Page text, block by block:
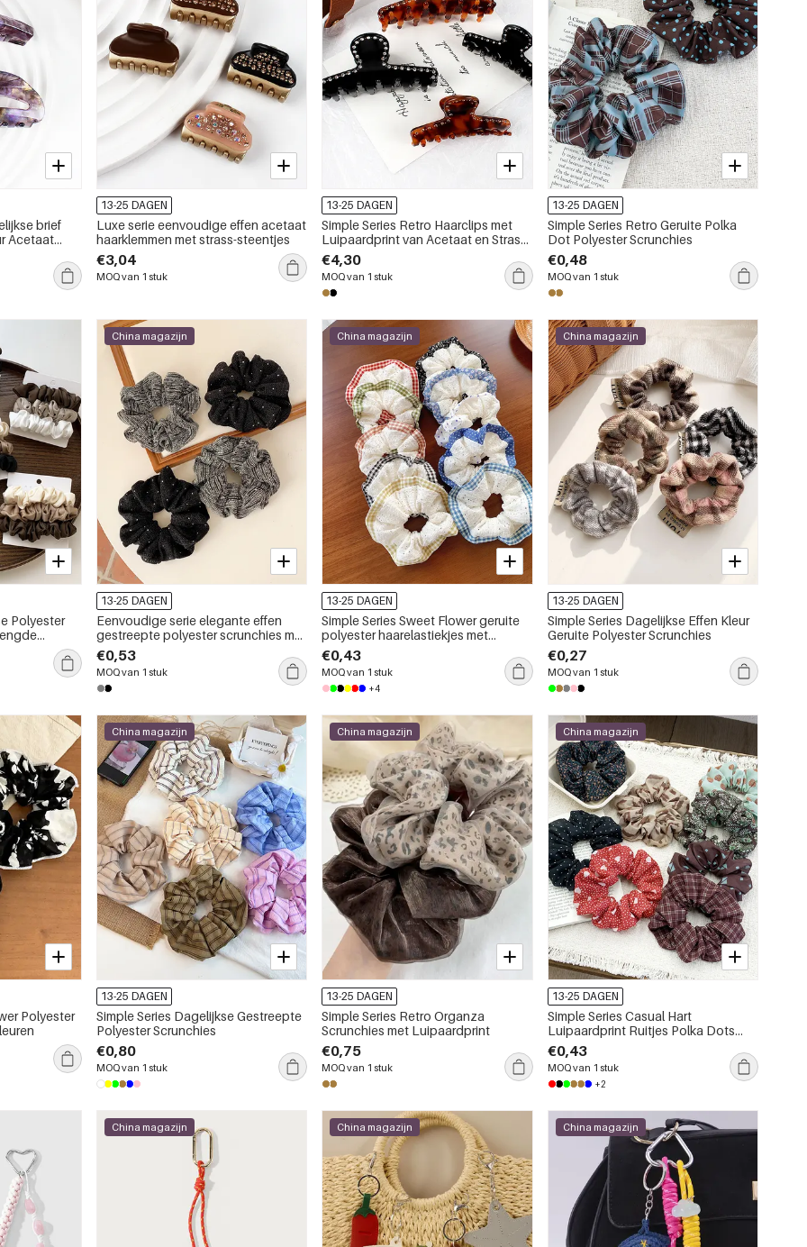
brief
Acetaat
13-25 DAGEN
Luxe serie eenvoudige effen acetaat
haarklemmen met strass-steentjes
€3,04
MOQ van 1 stuk
13-25 DAGEN
Simple Series Retro Haarclips met
Luipaardprint van Acetaat en Strass-
steentjes
€4,30
MOQ van 1 stuk
13-25 DAGEN
Simple Series Retro Geruite Polka
Dot Polyester Scrunchies
€0,48
MOQ van 1 stuk
Polyester
China magazijn
13-25 DAGEN
Eenvoudige serie elegante effen
gestreepte polyester scrunchies met
strasssteentjes
€0,53
MOQ van 1 stuk
China magazijn
13-25 DAGEN
Simple Series Sweet Flower geruite
polyester haarelastiekjes met
stippen
€0,43
MOQ van 1 stuk
+4
China magazijn
13-25 DAGEN
Simple Series Dagelijkse Effen Kleur
Geruite Polyester Scrunchies
€0,27
MOQ van 1 stuk
Polyester
China magazijn
13-25 DAGEN
Simple Series Dagelijkse Gestreepte
Polyester Scrunchies
€0,80
MOQ van 1 stuk
China magazijn
13-25 DAGEN
Simple Series Retro Organza
Scrunchies met Luipaardprint
€0,75
MOQ van 1 stuk
China magazijn
13-25 DAGEN
Simple Series Casual Hart
Luipaardprint Ruitjes Polka Dots
Paisley Patroon Stoffen Scrunchies
€0,43
MOQ van 1 stuk
+2
China magazijn China magazijn China magazijn